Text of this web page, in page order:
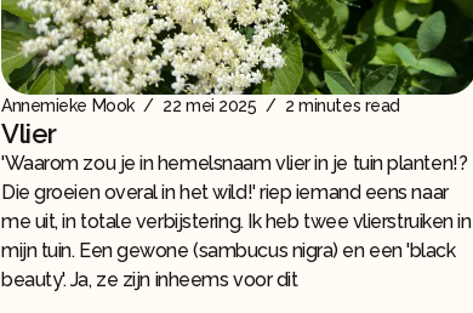
Annemieke Mook / 22 mei 2025 / 2 minutes read
Vlier
'Waarom zou je in hemelsnaam vlier in je tuin planten!?
Die groeien overal in het wild!' riep iemand eens naar
me uit, in totale verbijstering. Ik heb twee vlierstruiken in
mijn tuin. Een gewone (sambucus nigra) en een 'black
beauty'. Ja, ze zijn inheems voor dit